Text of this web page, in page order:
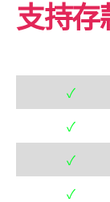
支持存
✓
✓
✓
✓